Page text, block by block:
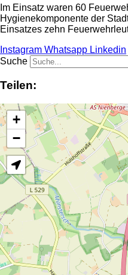
Im Einsatz waren 60
Hygienekomponente der
Einsatzes zehn
Instagram Whatsapp Linkedin
Suche
Teilen:
+
−